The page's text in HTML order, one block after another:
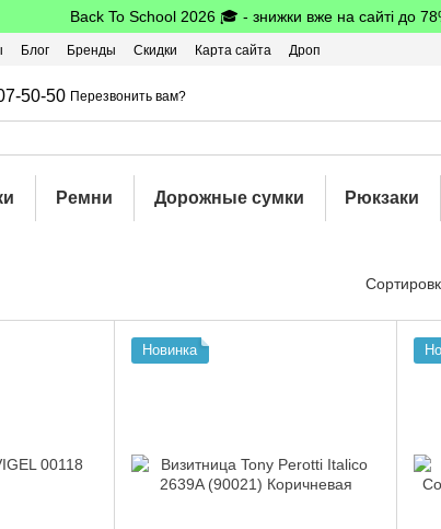
Back To School 2026 🎓 - знижки вже на сайті до
Блог Бренды Скидки Карта сайта
Дроп
50-50 Перезвонить вам?
Ремни Дорожные сумки Рюкзаки
Новинка